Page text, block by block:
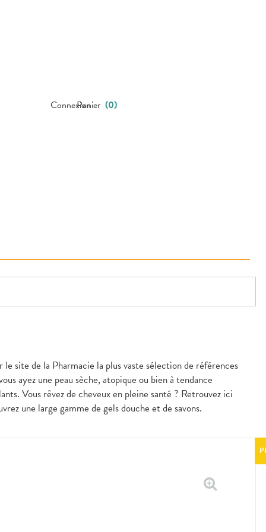
Connexion
Panier (0)
site de la Pharmacie la plus vaste sélection de références
ayez une peau sèche, atopique ou bien à tendance
Vous rêvez de cheveux en pleine santé ? Retrouvez ici
une large gamme de gels douche et de savons.